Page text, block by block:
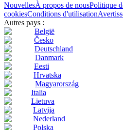
NouvellesÀ propos de nousPolitique
cookiesConditions d'utilisation
Autres pays :
België
Česko
Deutschland
Danmark
Eesti
Hrvatska
Magyarország
Italia
Lietuva
Latvija
Nederland
Polska